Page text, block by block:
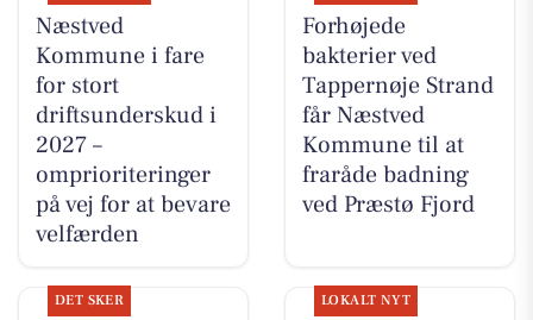
Næstved
Kommune i fare
for stort
driftsunderskud i
2027 –
omprioriteringer
på vej for at bevare
velfærden
Forhøjede
bakterier ved
Tappernøje Strand
får Næstved
Kommune til at
fraråde badning
ved Præstø Fjord
DET SKER LOKALT NYT